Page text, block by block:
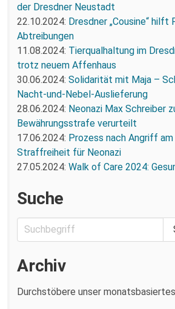
der Dresdner Neustadt
22.10.2024: Dresdner „Cousine“ hilft
Abtreibungen
11.08.2024: Tierqualhaltung im
trotz neuem Affenhaus
30.06.2024: Solidarität mit Maja –
Nacht-und-Nebel-Auslieferung
28.06.2024: Neonazi Max Schreiber
Bewährungsstrafe verurteilt
17.06.2024: Prozess nach Angriff am
Straffreiheit für Neonazi
27.05.2024: Walk of Care 2024:
Suche
Archiv
Durchstöbere unser